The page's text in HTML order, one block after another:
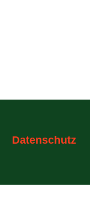
Datenschutz